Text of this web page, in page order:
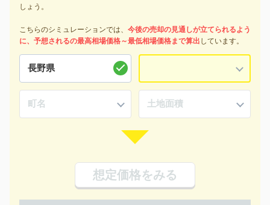
しょう。
こちらのシミュレーションでは、 今後の売却の見通しが立てられるよう
に、予想されるの最高相場価格～最低相場価格まで算出 しています。
想定価格をみる